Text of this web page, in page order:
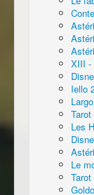
XIII -
Iello
Les
Le